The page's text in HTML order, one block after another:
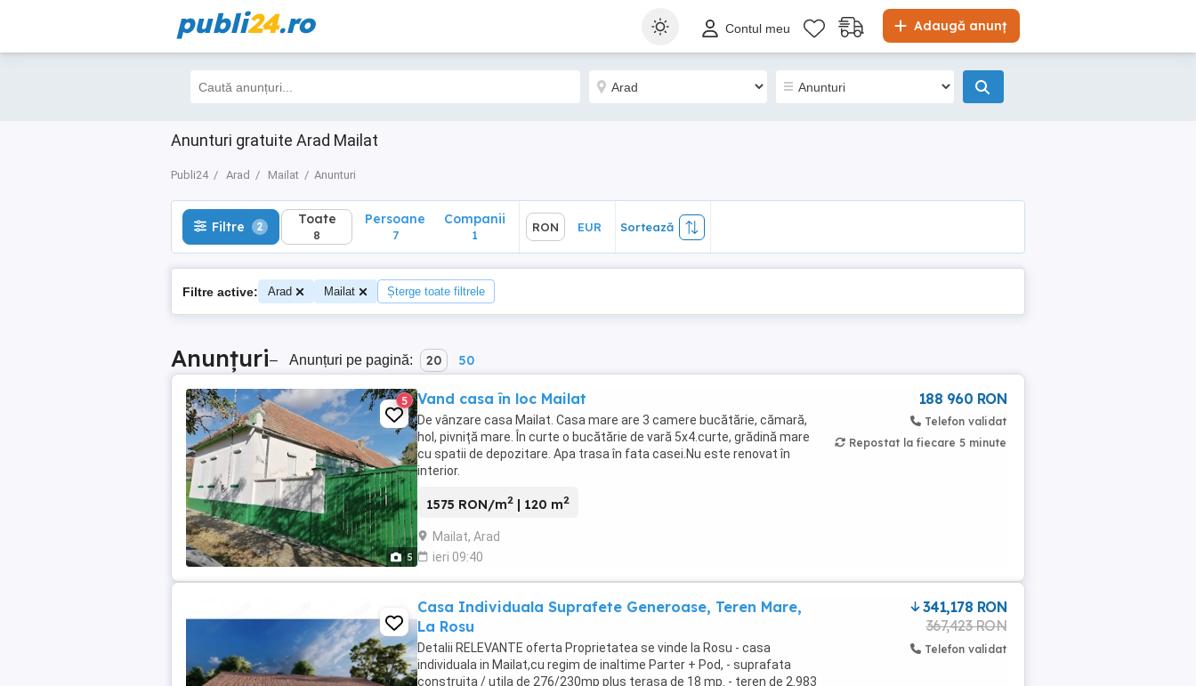
publi24.ro Adaugă anunț
Contul meu
Anunturi gratuite Arad Mailat
Publi24 Arad Mailat Anunturi
Filtre 2 Toate
8
Sortează
Filtre 2 Toate
8
Persoane
7
Companii
1
RON EUR Sortează
Filtre active: Arad Mailat Șterge toate filtrele
Anunțuri– Anunțuri pe pagină: 20 50
5
5 Vand casa în loc Mailat
De vânzare casa Mailat. Casa mare are 3 camere bucătărie, cămară,
hol, pivniță mare. În curte o bucătărie de vară 5x4.curte, grădină mare
cu spatii de depozitare. Apa trasa în fata casei.Nu este renovat în
interior.
1575 RON/m2 | 120 m2
Mailat, Arad
ieri 09:40
188 960 RON
Telefon validat
Repostat la fiecare 5 minute
Casa Individuala Suprafete Generoase, Teren Mare,
La Rosu
Detalii RELEVANTE oferta Proprietatea se vinde la Rosu - casa
individuala in Mailat,cu regim de inaltime Parter + Pod, - suprafata
construita / utila de 276/230mp plus terasa de 18 mp. - teren de 2.983
341,178 RON
367,423 RON
Telefon validat